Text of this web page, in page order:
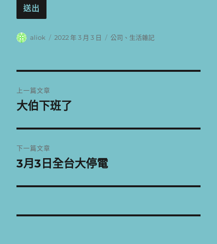
作
aliok
發
2022 年 3 月 3 日
分
公司 、 生活雜記
章
覽
上一篇文章
上
篇
文
章:
大伯下班了
下一篇文章
下
篇
章:
3月3日全台大停電